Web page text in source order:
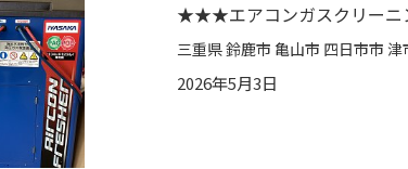
★★★エアコンガスクリー
2026年5月3日